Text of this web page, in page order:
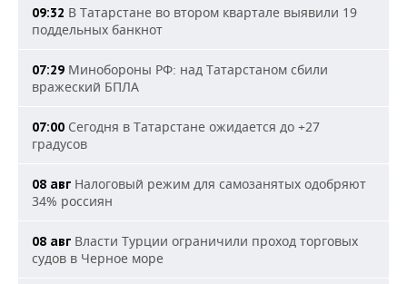
09:32 В Татарстане во втором квартале выявили 19
поддельных банкнот
07:29 Минобороны РФ: над Татарстаном сбили
вражеский БПЛА
07:00 Сегодня в Татарстане ожидается до +27
градусов
08 авг Налоговый режим для самозанятых одобряют
34% россиян
08 авг Власти Турции ограничили проход торговых
судов в Черное море